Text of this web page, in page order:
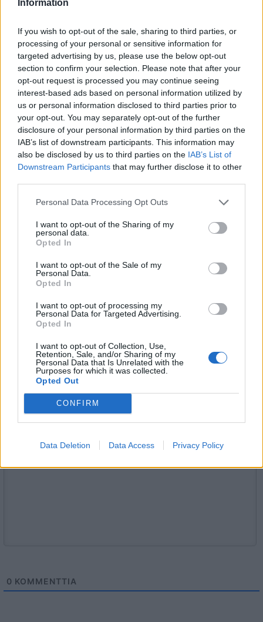
Information
If you wish to opt-out of the sale, sharing to third parties, or
processing of your personal or sensitive information for
targeted advertising by us, please use the below opt-out
section to confirm your selection. Please note that after your
opt-out request is processed you may continue seeing
interest-based ads based on personal information utilized by
us or personal information disclosed to third parties prior to
your opt-out. You may separately opt-out of the further
disclosure of your personal information by third parties on the
IAB’s list of downstream participants. This information may
also be disclosed by us to third parties on the IAB’s List of
Downstream Participants that may further disclose it to other
Personal Data Processing Opt Outs
I want to opt-out of the Sharing of my
personal data.
Opted In
I want to opt-out of the Sale of my
Personal Data.
Opted In
I want to opt-out of processing my
Personal Data for Targeted Advertising.
Opted In
I want to opt-out of Collection, Use,
Retention, Sale, and/or Sharing of my
Personal Data that Is Unrelated with the
Purposes for which it was collected.
Opted Out
CONFIRM
Data Deletion Data Access Privacy Policy
Seuraa Gekkosta Instagramissa
Teksti: Toimitus
Erika Helin
Kommenttiosio
Heräsikö ajatuksia? Kerro mielipiteesi.Tutustu kuitenkin
sääntöihin.
5000
0 KOMMENTTIA